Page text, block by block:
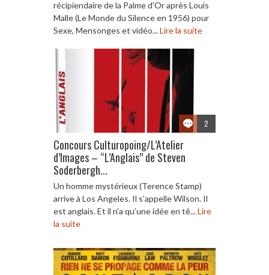
récipiendaire de la Palme d’Or après Louis
Malle (Le Monde du Silence en 1956) pour
Sexe, Mensonges et vidéo...Lire la suite
2
Concours Culturopoing/L’Atelier
d’Images – “L’Anglais” de Steven
Soderbergh...
Un homme mystérieux (Terence Stamp)
arrive à Los Angeles. Il s’appelle Wilson. Il
est anglais. Et il n’a qu’une idée en tê...Lire
la suite